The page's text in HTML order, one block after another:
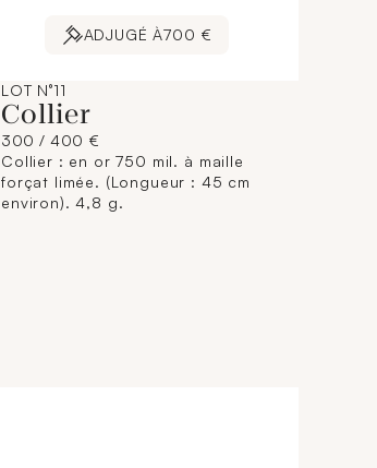
ADJUGÉ À700 €
LOT N°11
Collier
300 / 400 €
Collier : en or 750 mil. à maille
forçat limée. (Longueur : 45 cm
environ). 4,8 g.